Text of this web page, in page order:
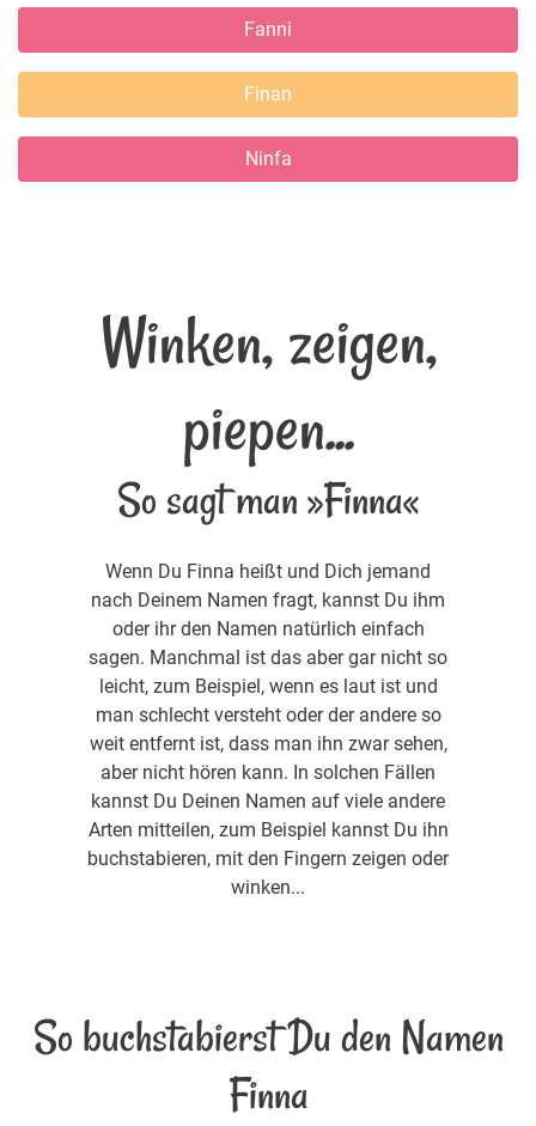
Fanni
Finan
Ninfa
Winken, zeigen,
piepen...
So sagt man »Finna«
Wenn Du Finna heißt und Dich jemand
nach Deinem Namen fragt, kannst Du ihm
oder ihr den Namen natürlich einfach
sagen. Manchmal ist das aber gar nicht so
leicht, zum Beispiel, wenn es laut ist und
man schlecht versteht oder der andere so
weit entfernt ist, dass man ihn zwar sehen,
aber nicht hören kann. In solchen Fällen
kannst Du Deinen Namen auf viele andere
Arten mitteilen, zum Beispiel kannst Du ihn
buchstabieren, mit den Fingern zeigen oder
winken...
So buchstabierst Du den Namen
Finna